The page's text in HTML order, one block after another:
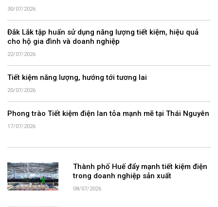
30/07/2026
Đắk Lắk tập huấn sử dụng năng lượng tiết kiệm, hiệu quả
cho hộ gia đình và doanh nghiệp
22/07/2026
Tiết kiệm năng lượng, hướng tới tương lai
20/07/2026
Phong trào Tiết kiệm điện lan tỏa mạnh mẽ tại Thái Nguyên
17/07/2026
Thành phố Huế đẩy mạnh tiết kiệm điện
trong doanh nghiệp sản xuất
08/07/2026